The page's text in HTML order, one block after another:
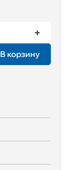
В корзину